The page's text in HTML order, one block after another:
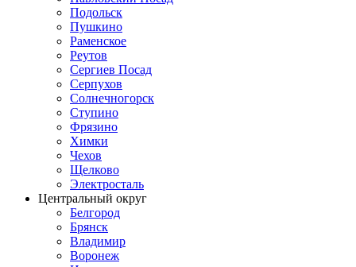
Подольск
Пушкино
Раменское
Реутов
Сергиев Посад
Серпухов
Солнечногорск
Ступино
Фрязино
Химки
Чехов
Щелково
Электросталь
Центральный округ
Белгород
Брянск
Владимир
Воронеж